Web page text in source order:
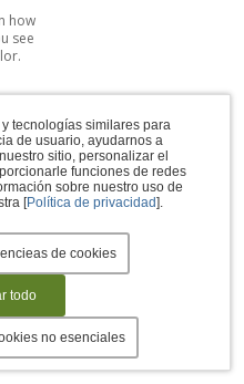
how
see
tecnologías similares para
de usuario, ayudarnos a
sitio, personalizar el
funciones de redes
sobre nuestro uso de
[Política de privacidad].
de cookies
todo
no esenciales